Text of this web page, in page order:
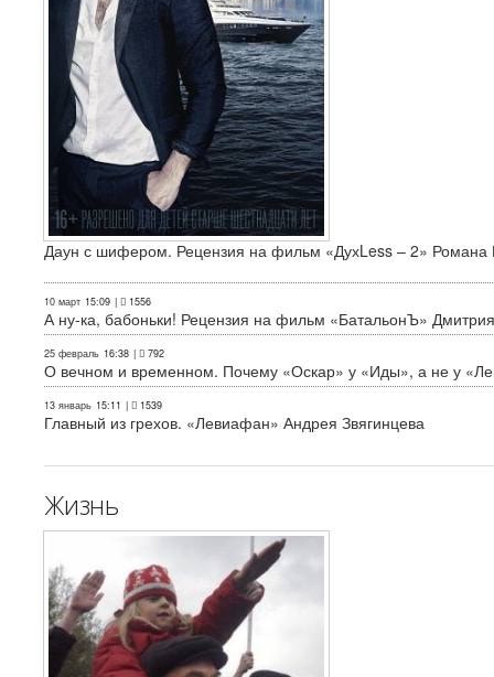
Даун с шифером. Рецензия на фильм «ДухLess – 2» Романа
10 март 15:09 | 1556
А ну-ка, бабоньки! Рецензия на фильм «БатальонЪ»
25 февраль 16:38 | 792
О вечном и временном. Почему «Оскар» у «Иды», а не у
13 январь 15:11 | 1539
Главный из грехов. «Левиафан» Андрея Звягинцева
Жизнь